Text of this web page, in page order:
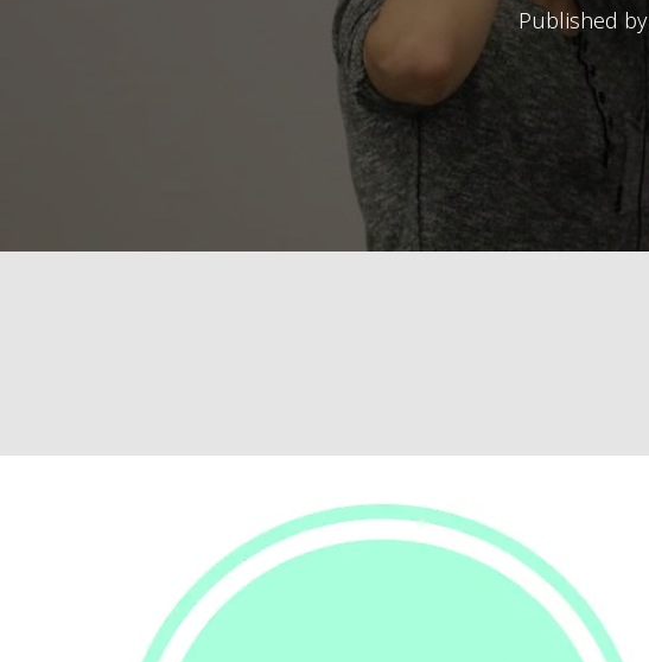
Published by